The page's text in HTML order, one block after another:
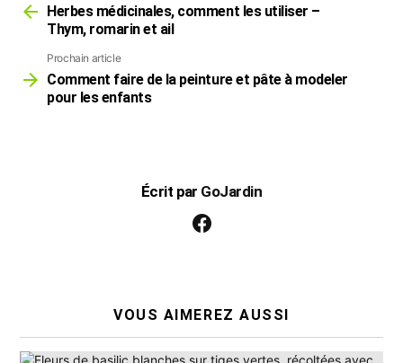
plus
Herbes médicinales, comment les utiliser –
Thym, romarin et ail
Prochain article
Comment faire de la peinture et pâte à modeler
pour les enfants
Écrit par GoJardin
VOUS AIMEREZ AUSSI